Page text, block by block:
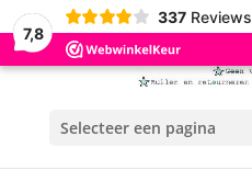
7,8
337 Reviews
Selecteer een pagina